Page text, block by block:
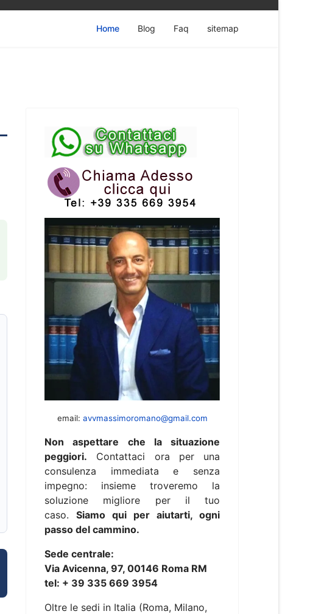
Home Blog Faq sitemap
email: avvmassimoromano@gmail.com
Non aspettare che la situazione
peggiori. Contattaci ora per una
consulenza immediata e senza
impegno: insieme troveremo la
soluzione migliore per il tuo
caso. Siamo qui per aiutarti, ogni
passo del cammino.
Sede centrale:
Via Avicenna, 97, 00146 Roma RM
tel: + 39 335 669 3954
Oltre le sedi in Italia (Roma, Milano,